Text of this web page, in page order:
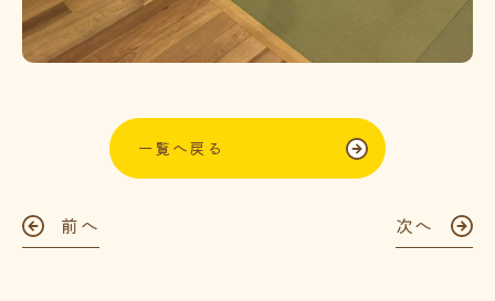
一覧へ戻る
前へ 次へ